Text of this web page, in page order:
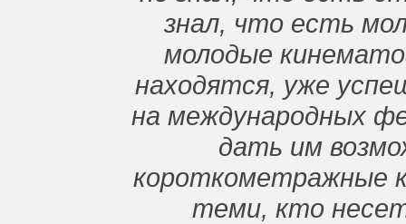
знал, что есть
молодые
находятся, уже
на международных
дать им
короткометражные
теми, кто